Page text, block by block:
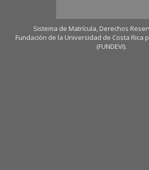
Sistema de Matrícula, Derechos
Fundación de la Universidad de Costa Rica
(FUNDEVI).